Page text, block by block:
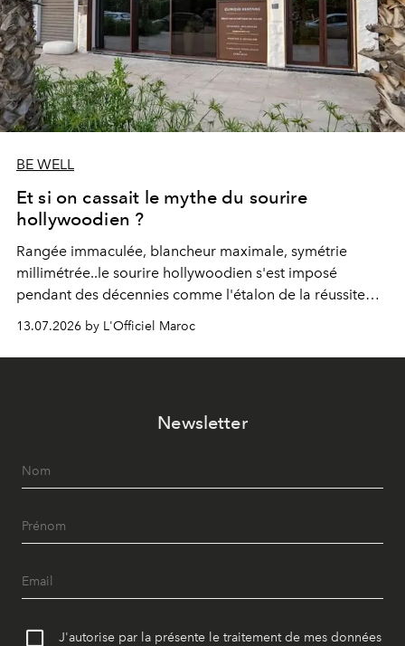
BE WELL
Et si on cassait le mythe du sourire
hollywoodien ?
Rangée immaculée, blancheur maximale, symétrie
millimétrée..le sourire hollywoodien s'est imposé
pendant des décennies comme l'étalon de la réussite
esthétique. Mais ce que l'on prenait pour un idéal se
révèle être un standard, qui, par définition, gomme ce
qui nous distingue. Aujourd'hui, la dentisterie change de
13.07.2026 by L'Officiel Maroc
Newsletter
J'autorise par la présente le traitement de mes données